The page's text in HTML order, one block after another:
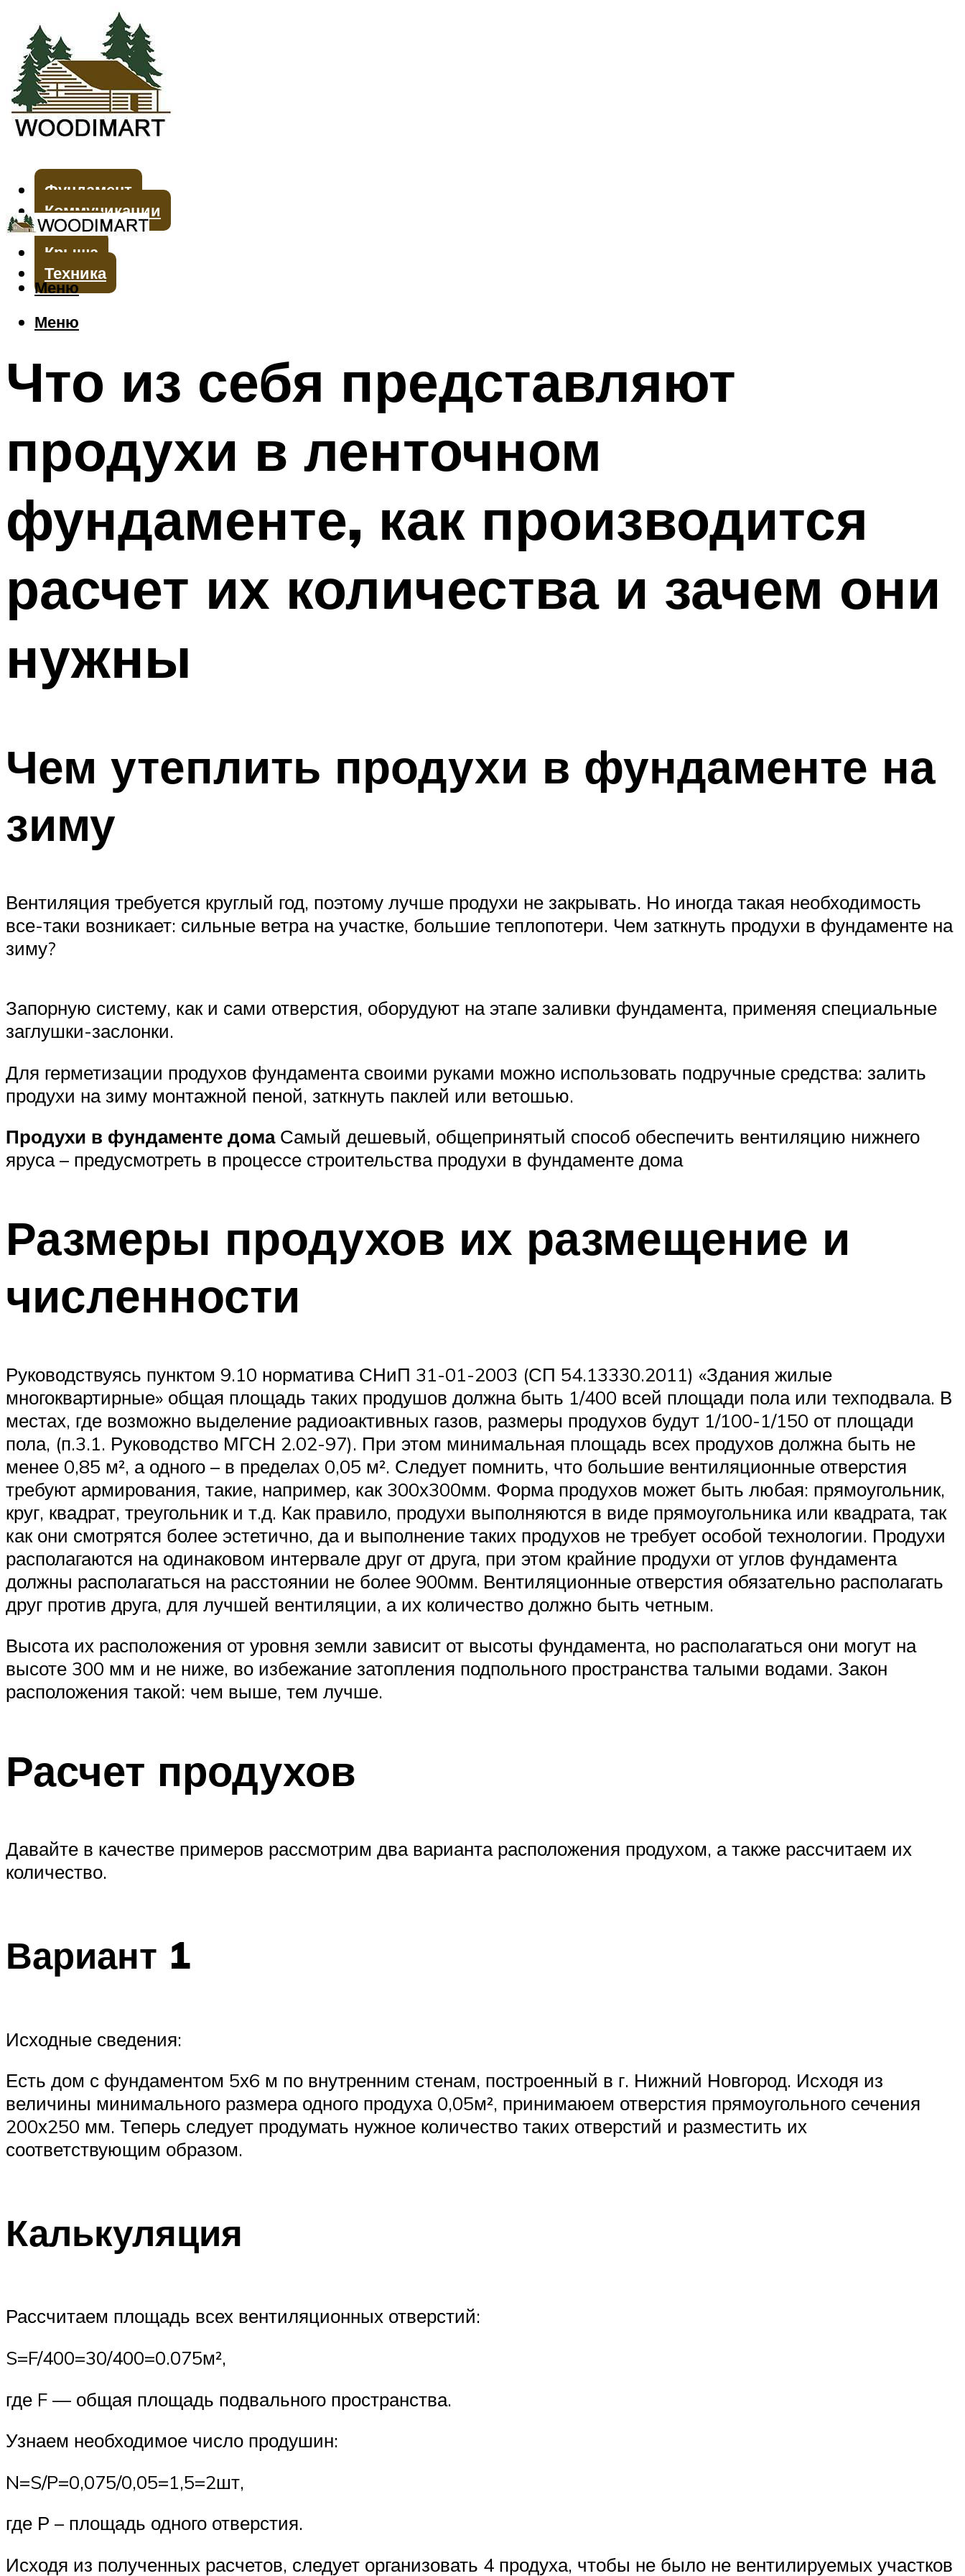
Фундамент
Коммуникации
Стены
Крыша
Техника
Меню
Меню
Что из себя представляют
продухи в ленточном
фундаменте, как производится
расчет их количества и зачем они
нужны
Чем утеплить продухи в фундаменте на
зиму
Вентиляция требуется круглый год, поэтому лучше продухи не закрывать. Но иногда такая необходимость
все-таки возникает: сильные ветра на участке, большие теплопотери. Чем заткнуть продухи в фундаменте на
зиму?
Запорную систему, как и сами отверстия, оборудуют на этапе заливки фундамента, применяя специальные
заглушки-заслонки.
Для герметизации продухов фундамента своими руками можно использовать подручные средства: залить
продухи на зиму монтажной пеной, заткнуть паклей или ветошью.
Продухи в фундаменте домаСамый дешевый, общепринятый способ обеспечить вентиляцию нижнего
яруса – предусмотреть в процессе строительства продухи в фундаменте дома
Размеры продухов их размещение и
численности
Руководствуясь пунктом 9.10 норматива СНиП 31-01-2003 (СП 54.13330.2011) «Здания жилые
многоквартирные» общая площадь таких продушов должна быть 1/400 всей площади пола или техподвала. В
местах, где возможно выделение радиоактивных газов, размеры продухов будут 1/100-1/150 от площади
пола, (п.3.1. Руководство МГСН 2.02-97). При этом минимальная площадь всех продухов должна быть не
менее 0,85 м², а одного – в пределах 0,05 м². Следует помнить, что большие вентиляционные отверстия
требуют армирования, такие, например, как 300х300мм. Форма продухов может быть любая: прямоугольник,
круг, квадрат, треугольник и т.д. Как правило, продухи выполняются в виде прямоугольника или квадрата, так
как они смотрятся более эстетично, да и выполнение таких продухов не требует особой технологии. Продухи
располагаются на одинаковом интервале друг от друга, при этом крайние продухи от углов фундамента
должны располагаться на расстоянии не более 900мм. Вентиляционные отверстия обязательно располагать
друг против друга, для лучшей вентиляции, а их количество должно быть четным.
Высота их расположения от уровня земли зависит от высоты фундамента, но располагаться они могут на
высоте 300 мм и не ниже, во избежание затопления подпольного пространства талыми водами. Закон
расположения такой: чем выше, тем лучше.
Расчет продухов
Давайте в качестве примеров рассмотрим два варианта расположения продухом, а также рассчитаем их
количество.
Вариант 1
Исходные сведения:
Есть дом с фундаментом 5х6 м по внутренним стенам, построенный в г. Нижний Новгород. Исходя из
величины минимального размера одного продуха 0,05м², принимаюем отверстия прямоугольного сечения
200х250 мм. Теперь следует продумать нужное количество таких отверстий и разместить их
соответствующим образом.
Калькуляция
Рассчитаем площадь всех вентиляционных отверстий:
S=F/400=30/400=0.075м²,
где F — общая площадь подвального пространства.
Узнаем необходимое число продушин:
N=S/P=0,075/0,05=1,5=2шт,
где Р – площадь одного отверстия.
Исходя из полученных расчетов, следует организовать 4 продуха, чтобы не было не вентилируемых участков